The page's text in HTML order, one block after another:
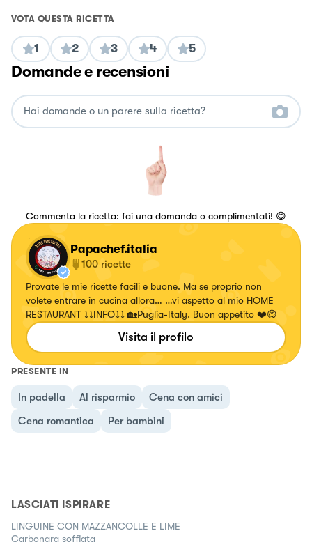
VOTA QUESTA RICETTA
1 2 3 4 5
Domande e recensioni
Commenta la ricetta: fai una domanda o complimentati! 😋
Papachef.italia
100 ricette
Provate le mie ricette facili e buone. Ma se proprio non
volete entrare in cucina allora… …vi aspetto al mio HOME
RESTAURANT ⤵️⤵️INFO⤵️⤵️ 🏡Puglia-Italy. Buon appetito ❤️😋
Visita il profilo
PRESENTE IN
In padella Al risparmio
Cena con amici
Cena romantica
Per bambini
LASCIATI ISPIRARE
LINGUINE CON MAZZANCOLLE E LIME
Carbonara soffiata